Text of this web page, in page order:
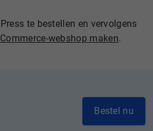
te bestellen en vervolgens
webshop maken.
Bestel nu